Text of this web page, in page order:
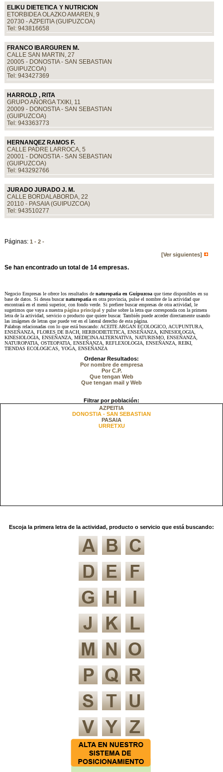
ELIKU DIETETICA Y NUTRICION
ETORBIDEA OLAZKO AMAREN, 9
20730 - AZPEITIA (GUIPUZCOA)
Tel: 943816658
FRANCO IBARGUREN M.
CALLE SAN MARTIN, 27
20005 - DONOSTIA - SAN SEBASTIAN
(GUIPUZCOA)
Tel: 943427369
HARROLD , RITA
GRUPO AÑORGA TXIKI, 11
20009 - DONOSTIA - SAN SEBASTIAN
(GUIPUZCOA)
Tel: 943363773
HERNANQEZ RAMOS F.
CALLE PADRE LARROCA, 5
20001 - DONOSTIA - SAN SEBASTIAN
(GUIPUZCOA)
Tel: 943292766
JURADO JURADO J. M.
CALLE BORDALABORDA, 22
20110 - PASAIA (GUIPUZCOA)
Tel: 943510277
Páginas: 1 - 2 -
[Ver siguientes]
Se han encontrado un total de 14 empresas.
Negocio Empresas le ofrece los resultados de naturopatia en Guipuzcoaque tiene disponibles en su
base de datos. Si desea buscarnaturopatiaen otra provincia, pulse el nombre de la actividad que
encontrará en el menú superior, con fondo verde. Si prefiere buscar empresas de otra actividad, le
sugerimos que vaya a nuestra página principal y pulse sobre la letra que corresponda con la primera
letra de la actividad, servicio o producto que quiere buscar. También puede acceder directamente usando
las imágenes de letras que puede ver en el lateral derecho de esta página.
Palabras relacionadas con lo que está buscando: ACEITE ARGAN ECOLOGICO, ACUPUNTURA,
ENSEÑANZA, FLORES DE BACH, HERBODIETETICA, ENSEÑANZA, KINESIOLOGIA,
KINESIOLOGIA, ENSEÑANZA, MEDICINA ALTERNATIVA, NATURISMO, ENSEÑANZA,
NATUROPATIA, OSTEOPATIA, ENSEÑANZA, REFLEXOLOGIA, ENSEÑANZA, REIKI,
TIENDAS ECOLOGICAS, YOGA, ENSEÑANZA
Ordenar Resultados:
Por nombre de empresa
Por C.P.
Que tengan Web
Que tengan mail y Web
Filtrar por población:
AZPEITIA
DONOSTIA - SAN SEBASTIAN
PASAIA
URRETXU
Escoja la primera letra de la actividad, producto o servicio que está buscando: